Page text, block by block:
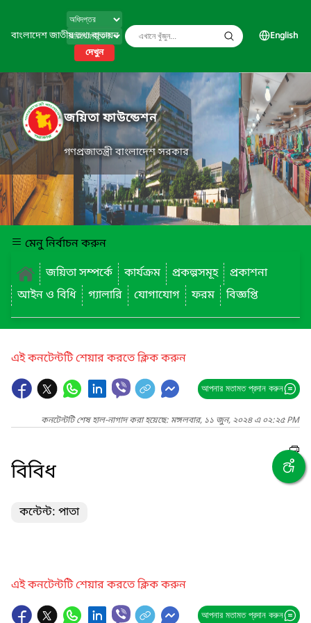
বাংলাদেশ জাতীয় তথ্য বাতায়ন
দেখুন
English
জয়িতা ফাউন্ডেশন
গণপ্রজাতন্ত্রী বাংলাদেশ সরকার
মেনু নির্বাচন করুন
জয়িতা সম্পর্কে
কার্যক্রম প্রকল্পসমূহ
প্রকাশনা
আইন ও বিধি
গ্যালারি যোগাযোগ ফরম বিজ্ঞপ্তি
এই কনটেন্টটি শেয়ার করতে ক্লিক করুন
আপনার মতামত প্রদান করুন
কনটেন্টটি শেষ হাল-নাগাদ করা হয়েছে: মঙ্গলবার, ১১ জুন, ২০২৪ এ ০২:২৫ PM
বিবিধ
কন্টেন্ট: পাতা
এই কনটেন্টটি শেয়ার করতে ক্লিক করুন
আপনার মতামত প্রদান করুন